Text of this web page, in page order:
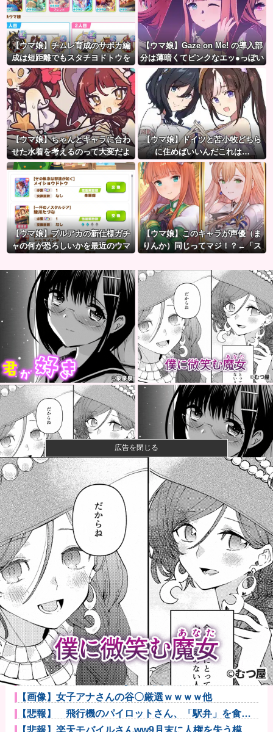
【ウマ娘】チムレ育成のサポカ編
成は短距離でもスタチヨドトウを
編成するってマジ！？ 根性サポカ
を編成していた意味…
【ウマ娘】Gaze on Me! の導入部
分は薄暗くてピンクなエッ●っぽい
雰囲気だから何でも叡智に見える
よね。
【ウマ娘】ちゃんとキャラに合わ
せた水着を考えるのって大変だよ
ね。
【ウマ娘】ドイツと苫小牧どちら
に住めばいいんだこれは…
【ウマ娘】ブルアカの新仕様ガチ
ャの何が恐ろしいかを最近のウマ
【ウマ娘】このキャラが声優（ま
りんか）同じってマジ！？←「ス
だと聞いて驚いたよ」
【画像】閉店間際の回転ずし、ネタの量がバグってる
と話題にｗｗ...
【画像】ハンターハンターさん、ガチで最強の新能力
を登場させて...
女性「レイプされました」検事「嘘では？」女性「傷
ついたので訴...
【速報】ひろゆき、離婚へｗｗｗ
今年の防衛白書にメディアが何故かブチ切れている模
様、躍起にな...
【速報】八村塁、人種差別的な声に対して「日本で生
まれ日本で育...
巨人 13安打8得点の猛攻wwwこれもう先発全員安打だ
ろ他
発電方法がいまだに「タービンを回す」しかない理由
ｗｗｗｗ他
【速報】ワイ(25)、営業から工場のラインへ異動他
【驚愕】インドネシア、[ドラえもんが16人発見される
ｗｗｗｗ...
【画像】女子アナさんの谷〇厳選ｗｗｗｗ他
【悲報】 飛行機のパイロットさん、「駅弁」を食べ
ていることが...
広告を閉じる